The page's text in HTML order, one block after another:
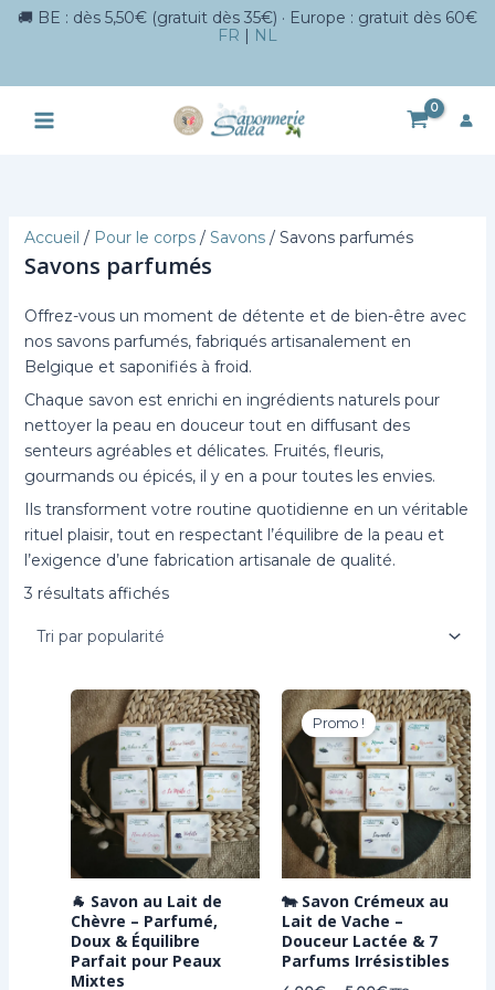
🚚 BE : dès 5,50€ (gratuit dès 35€) · Europe : gratuit dès 60€
FR | NL
au
contenu
Accueil / Pour le corps/ Savons/ Savons parfumés
Savons parfumés
Offrez-vous un moment de détente et de bien-être avec
nos savons parfumés, fabriqués artisanalement en
Belgique et saponifiés à froid.
Chaque savon est enrichi en ingrédients naturels pour
nettoyer la peau en douceur tout en diffusant des
senteurs agréables et délicates. Fruités, fleuris,
gourmands ou épicés, il y en a pour toutes les envies.
Ils transforment votre routine quotidienne en un véritable
rituel plaisir, tout en respectant l’équilibre de la peau et
l’exigence d’une fabrication artisanale de qualité.
3 résultats affichésTrié
🐐 Savon au Lait de
Chèvre – Parfumé,
Doux & Équilibre
Parfait pour Peaux
Mixtes
Promo !
🐄 Savon Crémeux au
Lait de Vache –
Douceur Lactée & 7
Parfums Irrésistibles
Plage